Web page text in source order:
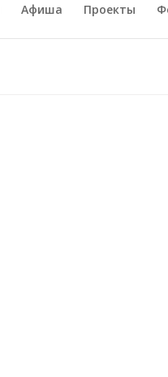
Афиша Проекты